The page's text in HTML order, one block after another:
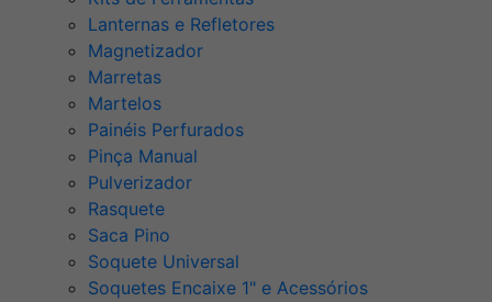
Lanternas e Refletores
Magnetizador
Marretas
Martelos
Painéis Perfurados
Pinça Manual
Pulverizador
Rasquete
Saca Pino
Soquete Universal
Soquetes Encaixe 1" e Acessórios